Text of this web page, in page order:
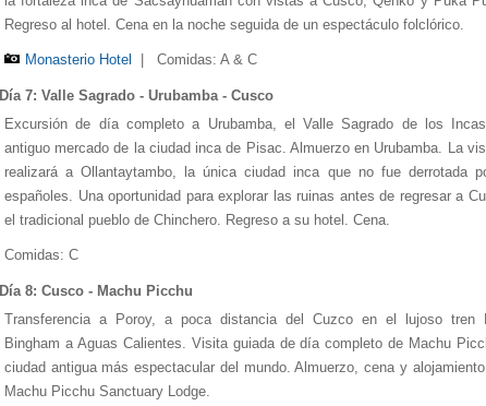
Regreso al hotel. Cena en la noche seguida de un espectáculo folclórico.
Monasterio Hotel Comidas: A & C
Día 7: Valle Sagrado - Urubamba - Cusco
Excursión de día completo a Urubamba, el Valle Sagrado de los
antiguo mercado de la ciudad inca de Pisac. Almuerzo en Urubamba. La
realizará a Ollantaytambo, la única ciudad inca que no fue derrotada
españoles. Una oportunidad para explorar las ruinas antes de regresar a
el tradicional pueblo de Chinchero. Regreso a su hotel. Cena.
Comidas: C
Día 8: Cusco - Machu Picchu
Transferencia a Poroy, a poca distancia del Cuzco en el lujoso tren
Bingham a Aguas Calientes. Visita guiada de día completo de Machu
ciudad antigua más espectacular del mundo. Almuerzo, cena y alojamiento
Machu Picchu Sanctuary Lodge.